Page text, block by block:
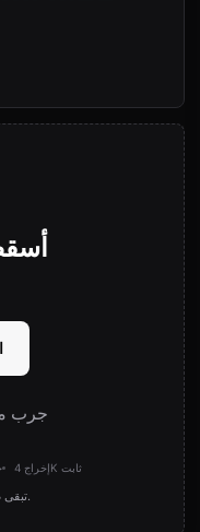
جرب
إخراج 4K ثابت
تبقى صورتك الأصلية دون تغيير.